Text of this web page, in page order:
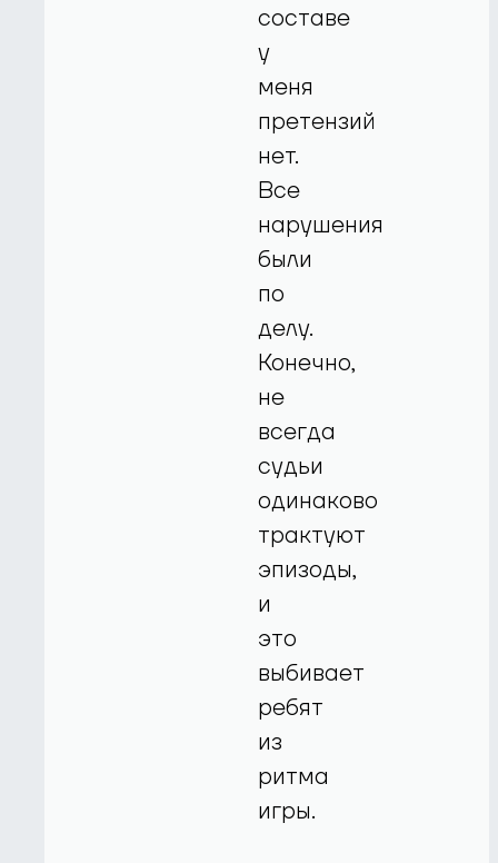
составе
у
меня
претензий
нет.
Все
нарушения
были
по
делу.
Конечно,
не
всегда
судьи
одинаково
трактуют
эпизоды,
и
это
выбивает
ребят
из
ритма
игры.